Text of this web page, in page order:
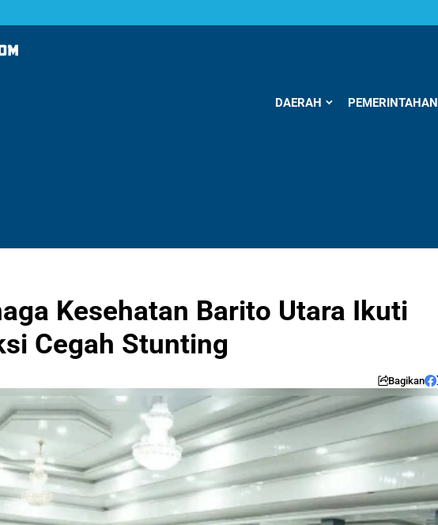
DAERAH PEMERINTAHAN
Kesehatan Barito Utara Ikuti
Cegah Stunting
Bagikan